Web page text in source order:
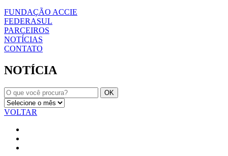
FUNDAÇÃO ACCIE
FEDERASUL
PARCEIROS
NOTÍCIAS
CONTATO
NOTÍCIA
VOLTAR